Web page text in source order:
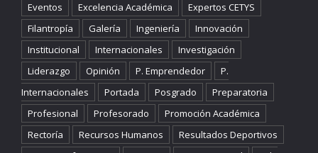
Eventos
Excelencia Académica
Expertos CETYS
Filantropía
Galería Ingeniería
Innovación
Institucional
Internacionales
Investigación
Liderazgo
Opinión P. Emprendedor
P.
Internacionales
Portada Posgrado
Preparatoria
Profesional
Profesorado
Promoción Académica
Rectoría
Recursos Humanos
Resultados Deportivos